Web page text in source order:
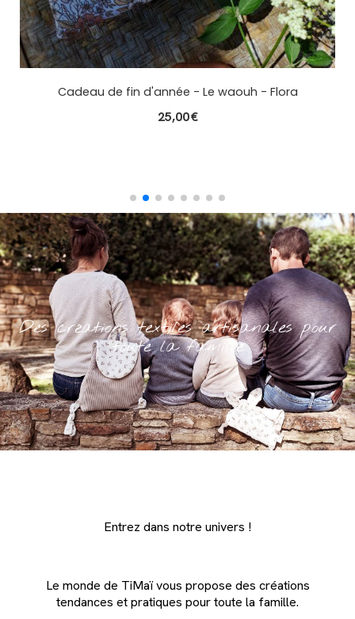
Lot de Tipis pare pipi - Petit cocon
10,00€
Des créations textiles artisanales pour
toute la famille
Entrez dans notre univers !
Le monde de TiMaï vous propose des créations
tendances et pratiques pour toute la famille.